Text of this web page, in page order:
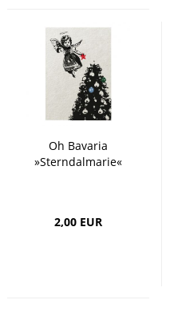
Oh Bavaria
»Sterndalmarie«
2,00 EUR